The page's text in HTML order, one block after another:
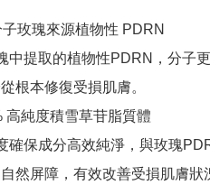
子玫瑰來源植物性 PDRN
中提取的植物性PDRN，分子
根本修復受損肌膚。
高純度積雪草苷脂質體
確保成分高效純淨，與玫瑰
然屏障，有效改善受損肌膚狀